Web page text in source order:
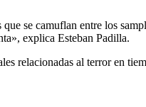
que se camuflan entre los
explica Esteban Padilla.
relacionadas al terror en